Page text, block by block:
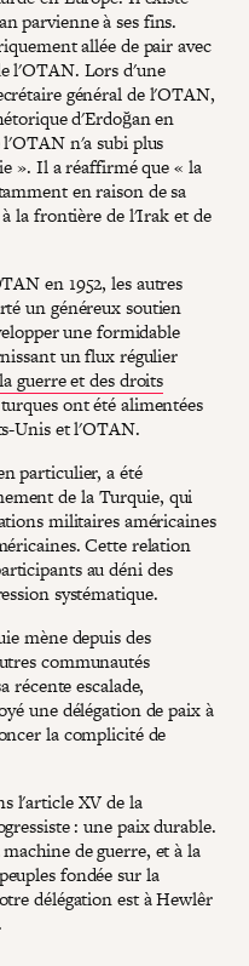
parvienne à ses fins.
allée de pair avec
l'OTAN. Lors d'une
général de l'OTAN,
d'Erdoğan en
n'a subi plus
». Il a réaffirmé que « la
en raison de sa
la frontière de l'Irak et de
en 1952, les autres
un généreux soutien
une formidable
un flux régulier
guerre et des droits
ont été alimentées
Unis et l'OTAN.
particulier, a été
de la Turquie, qui
militaires américaines
Cette relation
au déni des
systématique.
mène depuis des
communautés
récente escalade,
une délégation de paix à
la complicité de
l'article XV de la
: une paix durable.
de guerre, et à la
fondée sur la
délégation est à Hewlêr